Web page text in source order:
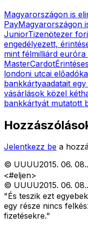
Magyarországon is
PayMagyarországon
JuniorTizenötezer
engedélyezett,
mint félmilliárd
MasterCardot
londoni utcai
bankkártyaadatait
vásárlások közel
bankkártyát mutatott
Jelentkezz be a
© UUUU2015. 06. 08..
<#eljen>
© UUUU2015. 06. 08..
"És teszik ezt
egy része nincs
fizetésekre."